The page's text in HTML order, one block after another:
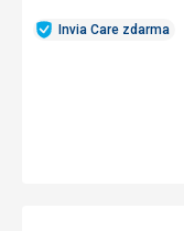
Invia Care zdarma